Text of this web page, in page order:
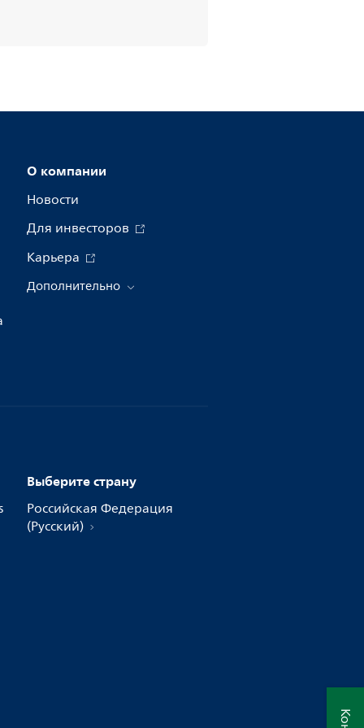
О компании
Новости
Для инвесторов
Карьера
Дополнительно
Выберите страну
Российская Федерация
(Русский)